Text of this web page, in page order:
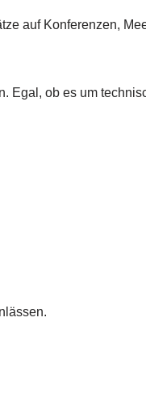
auf Konferenzen,
ob es um